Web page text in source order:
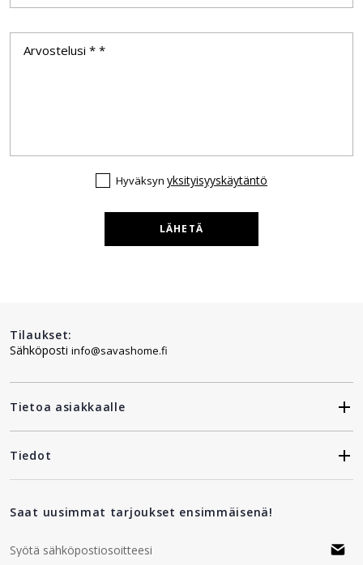
Hyväksyn yksityisyyskäytäntö
LÄHETÄ
Tilaukset:
Sähköposti info@savashome.fi
Tietoa asiakkaalle
Tiedot
Saat uusimmat tarjoukset ensimmäisenä!